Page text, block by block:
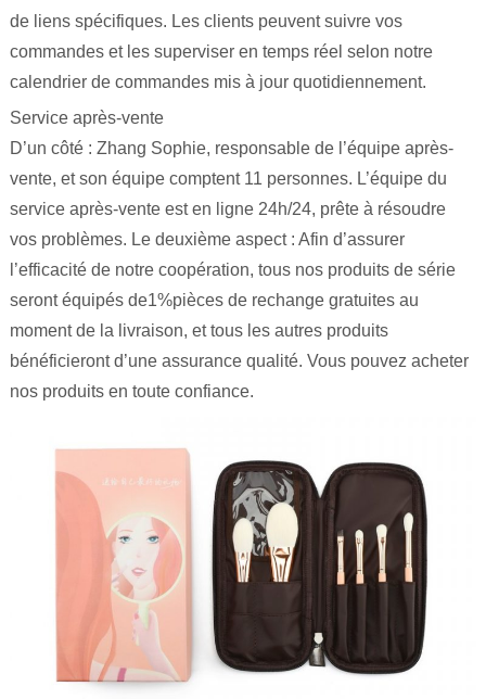
de liens spécifiques. Les clients peuvent suivre vos
commandes et les superviser en temps réel selon notre
calendrier de commandes mis à jour quotidiennement.
Service après-vente
D’un côté : Zhang Sophie, responsable de l’équipe après-
vente, et son équipe comptent 11 personnes. L’équipe du
service après-vente est en ligne 24h/24, prête à résoudre
vos problèmes. Le deuxième aspect : Afin d’assurer
l’efficacité de notre coopération, tous nos produits de série
seront équipés de1%pièces de rechange gratuites au
moment de la livraison, et tous les autres produits
bénéficieront d’une assurance qualité. Vous pouvez acheter
nos produits en toute confiance.